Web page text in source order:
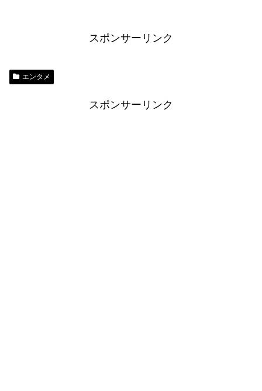
スポンサーリンク
エンタメ
スポンサーリンク